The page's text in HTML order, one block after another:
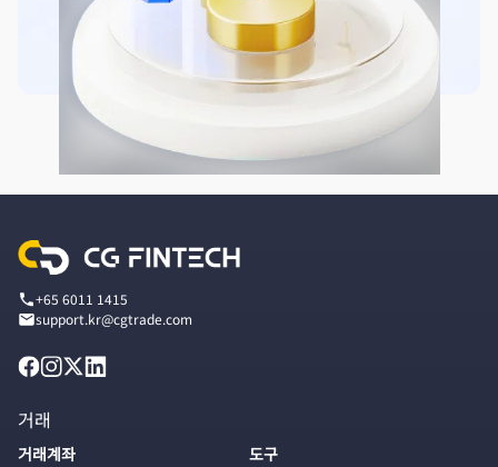
+65 6011 1415
support.kr@cgtrade.com
거래
거래계좌 도구